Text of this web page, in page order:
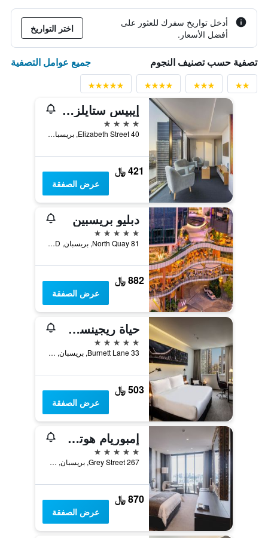
أدخل تواريخ سفرك للعثور على
أفضل الأسعار.
اختر التواريخ
تصفية حسب تصنيف النجوم جميع عوامل التصفية
إيبيس ستايلز بريزباني إليزابيث ستريت
4 نجوم
40 Elizabeth Street, بريسبان, QLD, أستراليا
421 ﷼
عرض الصفقة
دبليو بريسبين
5 نجوم
81 North Quay, بريسبان, QLD, أستراليا
882 ﷼
عرض الصفقة
حياة ريجينسي بريباين
5 نجوم
33 Burnett Lane, بريسبان, QLD, أستراليا
503 ﷼
عرض الصفقة
إمبوريام هوتل ساوث بانك
5 نجوم
267 Grey Street, بريسبان, QLD, أستراليا
870 ﷼
عرض الصفقة